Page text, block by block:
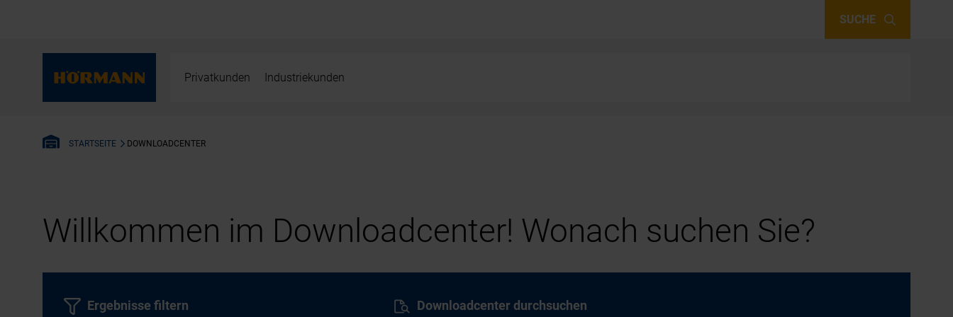
SUCHE
Privatkunden Industriekunden
STARTSEITE DOWNLOADCENTER
Willkommen im Downloadcenter! Wonach suchen Sie?
Downloadcenter durchsuchen
Ergebnisse filtern